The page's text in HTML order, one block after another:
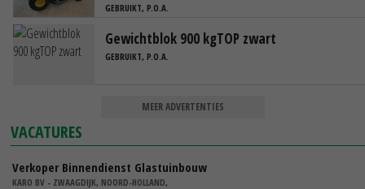
GEBRUIKT, P.O.A.
Gewichtblok 900 kgTOP zwart
GEBRUIKT, P.O.A.
MEER ADVERTENTIES
VACATURES
Verkoper Binnendienst Glastuinbouw
KARO BV - ZWAAGDIJK, NOORD-HOLLAND,